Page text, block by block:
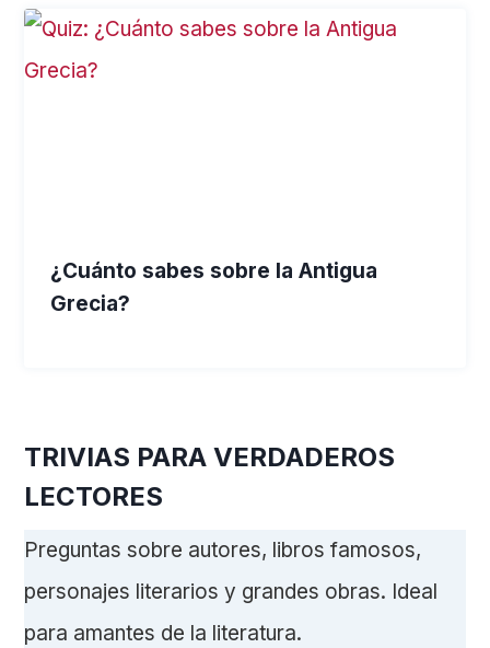
¿Cuánto sabes sobre la Antigua
Grecia?
TRIVIAS PARA VERDADEROS
LECTORES
Preguntas sobre autores, libros famosos,
personajes literarios y grandes obras. Ideal
para amantes de la literatura.